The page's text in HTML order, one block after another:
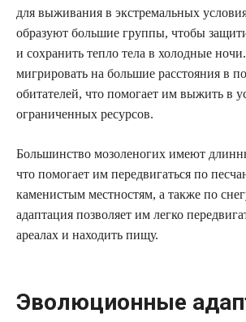
для выживания в экстремальных
образуют большие группы, чтобы
и сохранить тепло тела в холодные
мигрировать на большие расстояния в
обитателей, что помогает им выжить в
ограниченных ресурсов.
Большинство мозоленогих имеют
что помогает им передвигаться по
каменистым местностям, а также по
адаптация позволяет им легко
ареалах и находить пищу.
Эволюционные